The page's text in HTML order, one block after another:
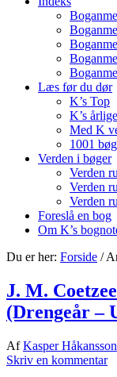
Læs før du dør
K’s Top
K’s
Med K
1001
Verden i bøger
Verden
Verden
Verden
Foreslå en bog
Om K’s
Du er her: Forside /
J. M.
(Drengeår –
AfKasper Håkansson
Skriv en kommentar